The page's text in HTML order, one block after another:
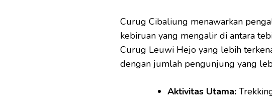
Curug Cibaliung menawarkan
kebiruan yang mengalir di antara
Curug Leuwi Hejo yang lebih
dengan jumlah pengunjung yang
Aktivitas Utama: